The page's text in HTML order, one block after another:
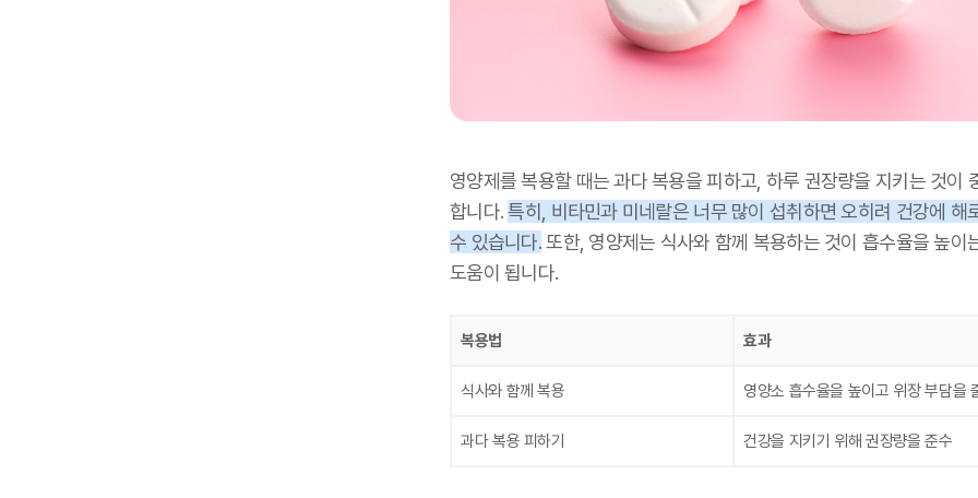
영양제를 복용할 때는 과다 복용을 피하고, 하루 권장량을 지키는 것이
합니다.특히, 비타민과 미네랄은 너무 많이 섭취하면 오히려 건강에 해
수 있습니다.또한, 영양제는 식사와 함께 복용하는 것이 흡수율을 높이
도움이 됩니다.
복용법 효과
식사와 함께 복용 영양소 흡수율을 높이고 위장 부담을
과다 복용 피하기 건강을 지키기 위해 권장량을 준수